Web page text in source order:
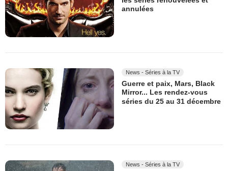
annulées
News - Séries à la TV
Guerre et paix, Mars, Black
Mirror... Les rendez-vous
séries du 25 au 31 décembre
News - Séries à la TV